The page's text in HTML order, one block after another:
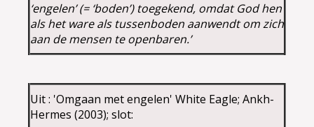
‘engelen’ (= ‘boden’) toegekend, omdat God hen
als het ware als tussenboden aanwendt om zich
aan de mensen te openbaren.’
Uit: 'Omgaan met engelen' White Eagle; Ankh-
Hermes (2003); slot: